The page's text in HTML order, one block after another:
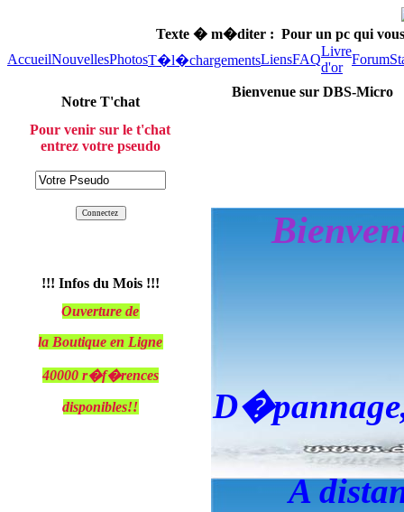
Texte � m�diter : Pour un pc qui
AccueilNouvellesPhotosT�l�chargementsLiensFAQ
Livre
d'or
Forum
Notre T'chat
Pour venir sur le t'chat
entrez votre pseudo
!!! Infos du Mois !!!
Ouverture de
la Boutique en Ligne
40000 r�f�rences
disponibles!!
Bienvenue sur DBS-Micro
A